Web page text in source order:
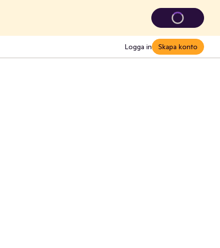
Logga in Skapa konto